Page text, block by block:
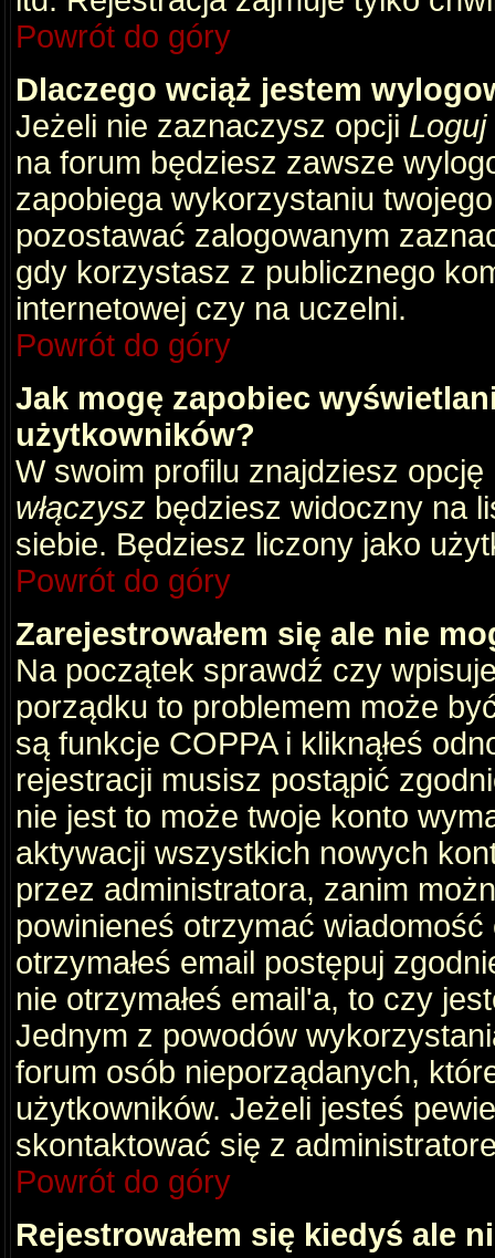
Powrót do góry
Dlaczego wciąż jestem
Jeżeli nie zaznaczysz opcji
na forum będziesz zawsze
zapobiega wykorzystaniu
pozostawać zalogowanym
gdy korzystasz z publicznego
internetowej czy na uczelni.
Powrót do góry
Jak mogę zapobiec
użytkowników?
W swoim profilu znajdziesz opcję
włączysz będziesz widoczny na
siebie. Będziesz liczony jako
Powrót do góry
Zarejestrowałem się ale nie
Na początek sprawdź czy
porządku to problemem może
są funkcje COPPA i kliknąłeś
rejestracji musisz postąpić
nie jest to może twoje konto
aktywacji wszystkich nowych
przez administratora, zanim
powinieneś otrzymać
otrzymałeś email postępuj
nie otrzymałeś email'a, to czy
Jednym z powodów
forum osób nieporządanych,
użytkowników. Jeżeli jesteś
skontaktować się z
Powrót do góry
Rejestrowałem się kiedyś ale